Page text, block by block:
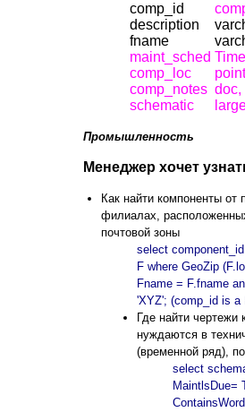
comp_id
description
fname
maint_sched
comp_loc
comp_notes
schematic
doc,
Промышленность
Менеджер хочет
Как найти компоненты от
филиалах,
почтовой зоны
select
F where GeoZip
Fname = F.fname
'XYZ'; (comp_id is a
Где найти чертежи
нуждаются в
(временной ряд),
select
MaintlsDue=